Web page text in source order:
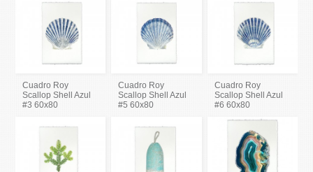
Cuadro Roy
Scallop Shell Azul
#3 60x80
Cuadro Roy
Scallop Shell Azul
#5 60x80
Cuadro Roy
Scallop Shell Azul
#6 60x80